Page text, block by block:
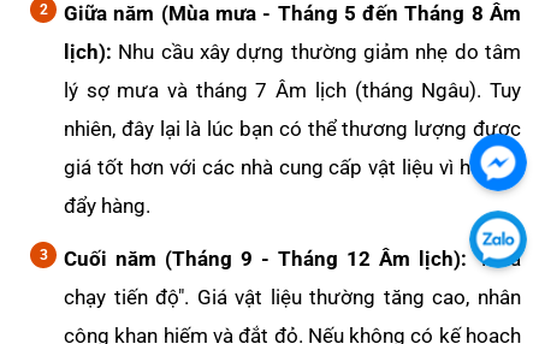
Giữa năm (Mùa mưa - Tháng 5 đến Tháng 8 Âm
lịch): Nhu cầu xây dựng thường giảm nhẹ do tâm
lý sợ mưa và tháng 7 Âm lịch (tháng Ngâu). Tuy
nhiên, đây lại là lúc bạn có thể thương lượng được
giá tốt hơn với các nhà cung cấp vật liệu vì họ cần
đẩy hàng.
Cuối năm (Tháng 9 - Tháng 12 Âm lịch): "Mùa
chạy tiến độ". Giá vật liệu thường tăng cao, nhân
công khan hiếm và đắt đỏ. Nếu không có kế hoạch
Chát
với
tôi
qua
Chát
với